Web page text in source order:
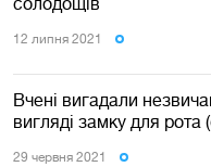
12 липня 2021
Вчені вигадали
вигляді замку для рота
29 червня 2021